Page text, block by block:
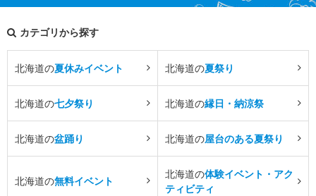
カテゴリから探す
北海道の夏休みイベント 北海道の夏祭り
北海道の七夕祭り 北海道の縁日・納涼祭
北海道の盆踊り 北海道の屋台のある夏祭り
北海道の無料イベント
北海道の体験イベント・アク
ティビティ